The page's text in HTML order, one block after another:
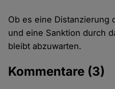
Ob es eine Distanzierung
und eine Sanktion durch
bleibt abzuwarten.
Kommentare (3)